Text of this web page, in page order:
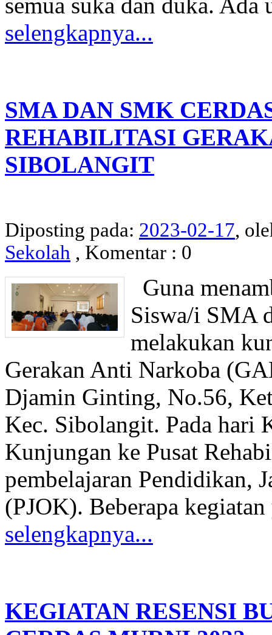
selengkapnya...
SMA DAN SMK
REHABILITASI
SIBOLANGIT
Diposting pada: 2023-02-17,
Sekolah , Komentar : 0
Guna
Siswa/i SMA
melakukan
Gerakan Anti Narkoba
Djamin Ginting, No.56,
Kec. Sibolangit. Pada hari
Kunjungan ke Pusat
pembelajaran Pendidikan,
(PJOK). Beberapa
selengkapnya...
KEGIATAN RESENSI